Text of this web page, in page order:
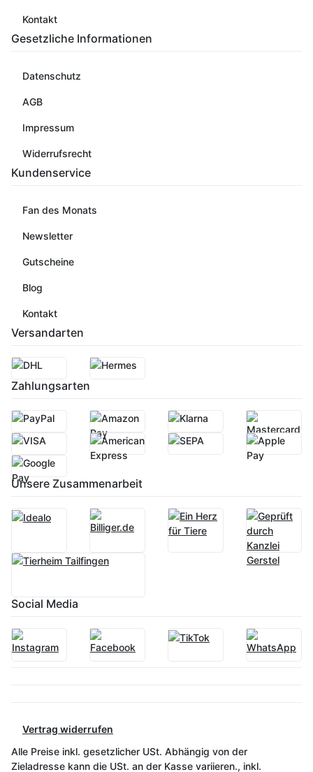
Kontakt
Gesetzliche Informationen
Datenschutz
AGB
Impressum
Widerrufsrecht
Kundenservice
Fan des Monats
Newsletter
Gutscheine
Blog
Kontakt
Versandarten
Zahlungsarten
Unsere Zusammenarbeit
Social Media
Vertrag widerrufen
Alle Preise inkl. gesetzlicher USt. Abhängig von der
Zieladresse kann die USt. an der Kasse variieren., inkl.